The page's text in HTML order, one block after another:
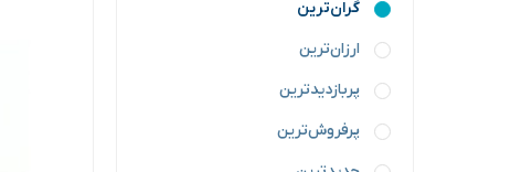
گران‌ترین
ارزان‌ترین
پربازدیدترین
پرفروش‌ترین